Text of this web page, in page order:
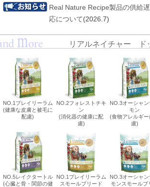
Real Nature Recipe製品の供給
応について(2026.7)
リアルネイチャー ド
NO.1プレイリーラム
(健康な皮膚と被毛に
配慮)
NO.2フォレストチキ
ン
(消化器の健康に配
慮)
NO.3オーシャン
モン
(食物アレルギー
慮)
NO.5レイクタートル
(心臓と骨・関節の健
NO.1プレイリーラム
スモールブリード
NO.3オーシャン
モンスモールブ